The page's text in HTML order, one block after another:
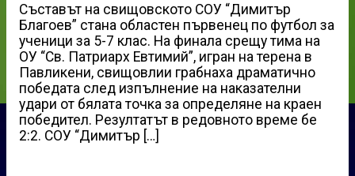
Съставът на свищовското СОУ “Димитър
Благоев” стана областен първенец по футбол за
ученици за 5-7 клас. На финала срещу тима на
ОУ “Св. Патриарх Евтимий”, игран на терена в
Павликени, свищовлии грабнаха драматично
победата след изпълнение на наказателни
удари от бялата точка за определяне на краен
победител. Резултатът в редовното време бе
2:2. СОУ “Димитър […]